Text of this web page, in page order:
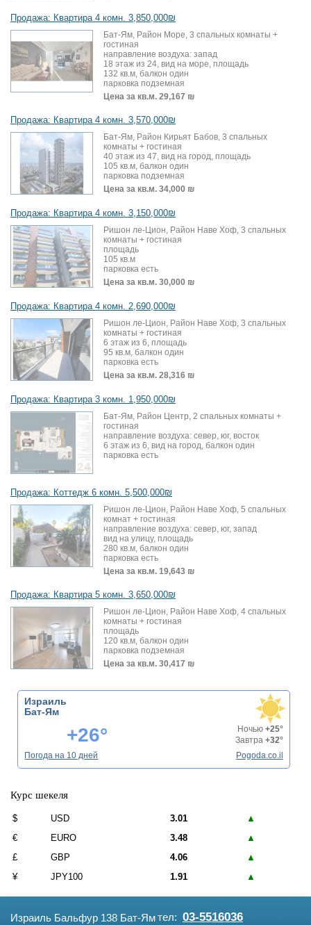
Израиль Бальфур 138 Бат-Ямтел: 03-5516036
Продажа: Квартира 4 комн. 3,850,000₪
Бат-Ям, Район Море, 3 спальных комнаты +
гостиная
направление воздуха: запад
18 этаж из 24, вид на море, площадь
132 кв.м, балкон один
парковка подземная
Цена за кв.м. 29,167 ₪
Продажа: Квартира 4 комн. 3,570,000₪
Бат-Ям, Район Кирьят Бабов, 3 спальных
комнаты + гостиная
40 этаж из 47, вид на город, площадь
105 кв.м, балкон один
парковка подземная
Цена за кв.м. 34,000 ₪
Продажа: Квартира 4 комн. 3,150,000₪
Ришон ле-Цион, Район Наве Хоф, 3 спальных
комнаты + гостиная
площадь
105 кв.м
парковка есть
Цена за кв.м. 30,000 ₪
Продажа: Квартира 4 комн. 2,690,000₪
Ришон ле-Цион, Район Наве Хоф, 3 спальных
комнаты + гостиная
6 этаж из 6, площадь
95 кв.м, балкон один
парковка есть
Цена за кв.м. 28,316 ₪
Продажа: Квартира 3 комн. 1,950,000₪
Бат-Ям, Район Центр, 2 спальных комнаты +
гостиная
направление воздуха: север, юг, восток
6 этаж из 6, вид на город, балкон один
парковка есть
Продажа: Коттедж 6 комн. 5,500,000₪
Ришон ле-Цион, Район Наве Хоф, 5 спальных
комнат + гостиная
направление воздуха: север, юг, запад
вид на улицу, площадь
280 кв.м, балкон один
парковка есть
Цена за кв.м. 19,643 ₪
Продажа: Квартира 5 комн. 3,650,000₪
Ришон ле-Цион, Район Наве Хоф, 4 спальных
комнаты + гостиная
площадь
120 кв.м, балкон один
парковка подземная
Цена за кв.м. 30,417 ₪
Израиль
Бат-Ям
+26° Ночью +25°
Завтра +32°
Погода на 10 дней
Pogoda.co.il
Курс шекеля
$ USD 3.01
▲
€
EURO 3.48
▲
£
GBP 4.06
▲
¥
JPY100 1.91 ▲